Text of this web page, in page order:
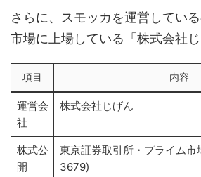
さらに、スモッカを運営してい
市場に上場している「株式会社じ
項目 内容
運営会
社
株式会社じげん
株式公
開
東京証券取引所・プライム市
3679)